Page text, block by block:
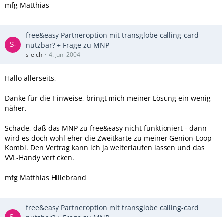
mfg Matthias
free&easy Partneroption mit transglobe calling-card
nutzbar? + Frage zu MNP
s-elch 4. Juni 2004
Hallo allerseits,
Danke für die Hinweise, bringt mich meiner Lösung ein wenig
näher.
Schade, daß das MNP zu free&easy nicht funktioniert - dann
wird es doch wohl eher die Zweitkarte zu meiner Genion-Loop-
Kombi. Den Vertrag kann ich ja weiterlaufen lassen und das
VVL-Handy verticken.
mfg Matthias Hillebrand
free&easy Partneroption mit transglobe calling-card